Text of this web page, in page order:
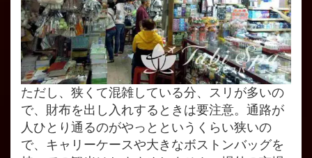
ただし、狭くて混雑している分、スリが多いの
で、財布を出し入れするときは要注意。通路が
人ひとり通るのがやっとというくらい狭いの
で、キャリーケースや大きなボストンバッグを